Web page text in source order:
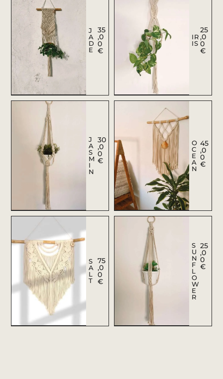
J
A
D
E
35
,0
0
€
IR
IS
25
,0
0
€
J
A
S
M
I
N
30
,0
0
€
O
C
E
A
N
45
,0
0
€
S
A
L
T
75
,0
0
€
S
U
N
F
L
O
W
E
R
25
,0
0
€